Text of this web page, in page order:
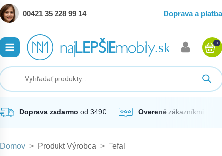
00421 35 228 99 14 Doprava a platba
0
Doprava zadarmo od 349€ Overené zákazníkmi
Domov > Produkt Výrobca > Tefal